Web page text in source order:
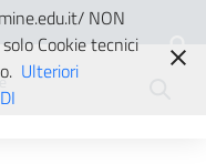
NON
Cookie tecnici
Ulteriori